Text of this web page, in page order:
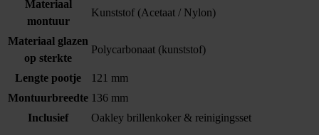
Materiaal
montuur
Kunststof (Acetaat / Nylon)
Materiaal glazen
op sterkte
Polycarbonaat (kunststof)
Lengte pootje
121 mm
Montuurbreedte 136 mm
Inclusief
Oakley brillenkoker & reinigingsset